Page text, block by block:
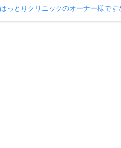
はっとりクリニックのオーナー様です